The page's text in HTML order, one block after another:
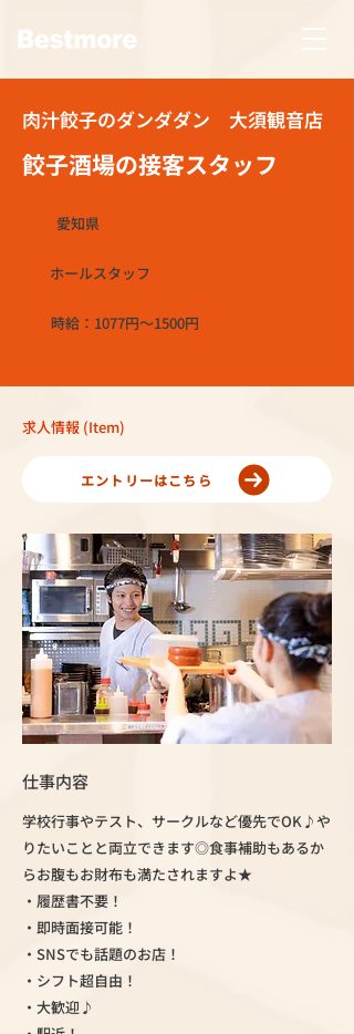
肉汁餃子のダンダダン 大須観音店
餃子酒場の接客スタッフ
愛知県
ホールスタッフ
時給：1077円～1500円
求人情報 (Item)
エントリーはこちら
仕事内容
学校行事やテスト、サークルなど優先でOK♪や
りたいことと両立できます◎食事補助もあるか
らお腹もお財布も満たされますよ★
・履歴書不要！
・即時面接可能！
・SNSでも話題のお店！
・シフト超自由！
・大歓迎♪